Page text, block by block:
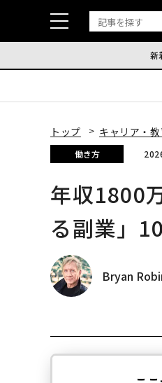
新
トップ キャリア・
働き方
年収1800
る副業」
Bryan